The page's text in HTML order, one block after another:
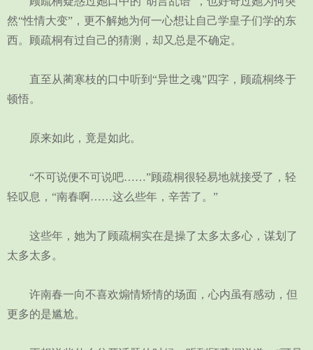
然“性情大变”，更不解她为何一心想让自己学皇子们学的东
西。顾疏桐有过自己的猜测，却又总是不确定。
直至从蔺寒枝的口中听到“异世之魂”四字，顾疏桐终于
顿悟。
原来如此，竟是如此。
“不可说便不可说吧……”顾疏桐很轻易地就接受了，轻
轻叹息，“南春啊……这么些年，辛苦了。”
这些年，她为了顾疏桐实在是操了太多太多心，谋划了
太多太多。
许南春一向不喜欢煽情矫情的场面，心内虽有感动，但
更多的是尴尬。